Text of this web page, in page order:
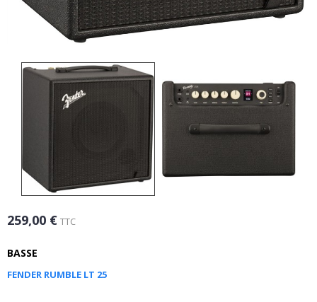
259,00 € TTC
BASSE
FENDER RUMBLE LT 25